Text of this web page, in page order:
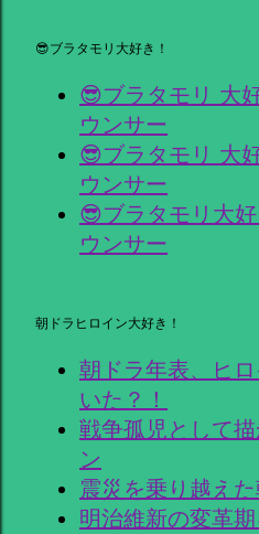
😎ブラタモリ大好き！
😎ブラタモリ 大
ウンサー
😎ブラタモリ 大
ウンサー
😎ブラタモリ大
ウンサー
朝ドラヒロイン大好き！
朝ドラ年表、ヒ
いた？！
戦争孤児として
ン
震災を乗り越え
明治維新の変革